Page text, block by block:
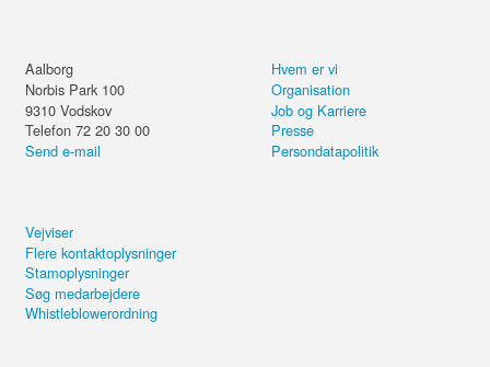
Aalborg
Norbis Park 100
9310 Vodskov
Telefon 72 20 30 00
Send e-mail
Hvem er vi
Organisation
Job og Karriere
Presse
Persondatapolitik
Vejviser
Flere kontaktoplysninger
Stamoplysninger
Søg medarbejdere
Whistleblowerordning